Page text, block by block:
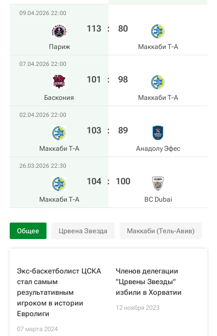
09.04.2026 22:00
Париж
113 : 80
Маккаби Т-А
07.04.2026 22:00
Баскония
101 : 98
Маккаби Т-А
02.04.2026 22:00
Маккаби Т-А
103 : 89
Анадолу Эфес
26.03.2026 22:30
Маккаби Т-А
104 : 100
BC Dubai
Общее Црвена Звезда Маккаби (Тель-Авив)
Экс-баскетболист ЦСКА
стал самым
результативным
игроком в истории
Евролиги
07 марта 2024
Членов делегации
"Црвены Звезды"
избили в Хорватии
12 ноября 2023